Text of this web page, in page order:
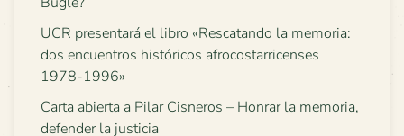
UCR presentará el libro «Rescatando la memoria:
dos encuentros históricos afrocostarricenses
1978-1996»
Carta abierta a Pilar Cisneros – Honrar la memoria,
defender la justicia